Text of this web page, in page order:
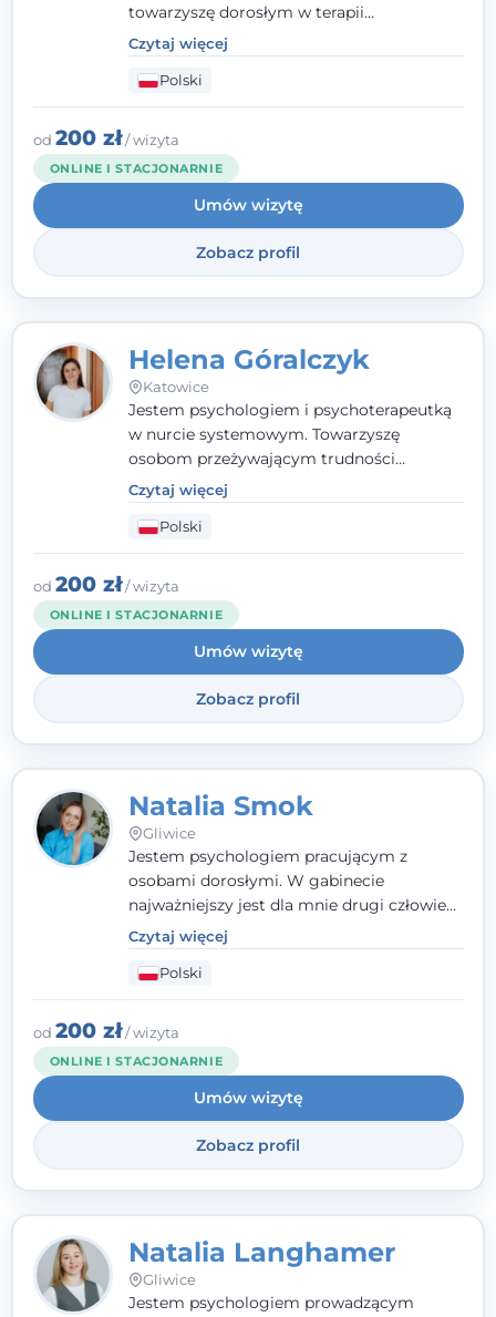
towarzyszę dorosłym w terapii
indywidualnej oraz nastolatkom od 15. roku
życia. Zależy mi, by naprawdę usłyszeć, z
czym do mnie przychodzisz, i dobrać
sposób pracy do Ciebie - bez gotowych
schematów i bez oceniania.
Czytaj więcej
Polski
od 200 zł/ wizyta
ONLINE I STACJONARNIE
Umów wizytę
Zobacz profil
Helena Góralczyk
Katowice
Jestem psychologiem i psychoterapeutką
w nurcie systemowym. Towarzyszę
osobom przeżywającym trudności
emocjonalne, relacyjne albo znajdującym
się w kryzysie. Liczy się dla mnie
autentyczna, oparta na zaufaniu relacja
oraz przestrzeń, w której każdy poczuje się
wysłuchany i potraktowany z szacunkiem.
Czytaj więcej
Polski
od 200 zł/ wizyta
ONLINE I STACJONARNIE
Umów wizytę
Zobacz profil
Natalia Smok
Gliwice
Jestem psychologiem pracującym z
osobami dorosłymi. W gabinecie
najważniejszy jest dla mnie drugi człowiek
- wierzę, że empatia, autentyczność i pełne
zaangażowanie tworzą bezpieczną
przestrzeń, będącą podstawą pracy nad
zmianą. W praktyce korzystam m.in. z
narzędzi Racjonalnej Terapii Zachowania.
Czytaj więcej
Polski
od 200 zł/ wizyta
ONLINE I STACJONARNIE
Umów wizytę
Zobacz profil
Natalia Langhamer
Gliwice
Jestem psychologiem prowadzącym